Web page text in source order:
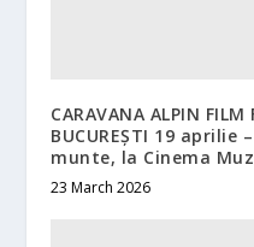
CARAVANA ALPIN FILM
BUCUREȘTI 19
munte, la Cinema
23 March 2026